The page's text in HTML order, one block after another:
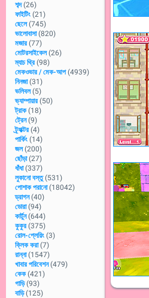
শব্দ (26)
ফাইটিং (21)
ছেলে (745)
ভালোবাসা (820)
মজার (77)
মোটরসাইকেল (26)
ম্যাচ থ্রি (98)
মেকওভার / মেক-আপ (4939)
নিনজা (31)
ভলিবল (5)
ভ্যাম্পায়ার (50)
ট্রাক (18)
ট্রেন (9)
ট্র্যাক্টর (4)
পার্কিং (14)
জল (200)
ছোঁড়া (27)
ধাঁধা (337)
লুকানো বস্তু (531)
পোশাক পরানো (18042)
ড্রাগন (40)
ডোরা (94)
কার্টুন (644)
কুকুর (375)
রোল-প্লেয়িং (3)
ক্লিক করা (7)
রান্না (1547)
খাবার পরিবেশন (479)
কেক (421)
গাড়ি (93)
বাড়ি (125)